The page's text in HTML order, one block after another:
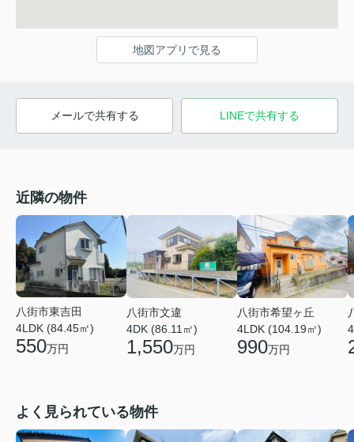
地図アプリで見る
メールで共有する LINEで共有する
近隣の物件
八街市東吉田
4LDK (84.45㎡)
550万円
八街市文違
4DK (86.11㎡)
1,550万円
八街市希望ヶ丘
4LDK (104.19㎡)
990万円
よく見られている物件